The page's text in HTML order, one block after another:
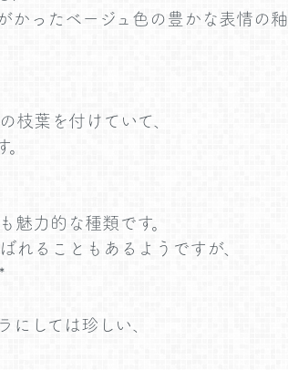
ったベージュ色の豊かな表情の
枝葉を付けていて、
力的な種類です。
ることもあるようですが、
しては珍しい、